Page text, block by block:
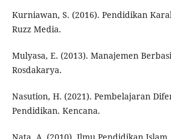
Kurniawan, S. (2016). Pendidikan
Ruzz Media.
Mulyasa, E. (2013). Manajemen
Rosdakarya.
Nasution, H. (2021). Pembelajaran
Pendidikan. Kencana.